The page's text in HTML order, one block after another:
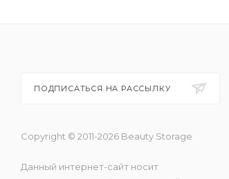
ПОДПИСАТЬСЯ НА РАССЫЛКУ
Copyright © 2011-2026 Beauty Storage
Данный интернет-сайт носит